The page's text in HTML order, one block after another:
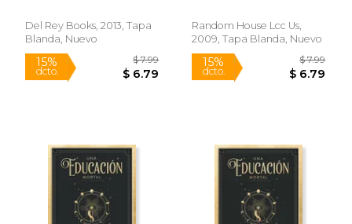
Del Rey Books, 2013, Tapa
Blanda, Nuevo
Random House Lcc Us,
2009, Tapa Blanda, Nuevo
15%
dcto.
Rápido